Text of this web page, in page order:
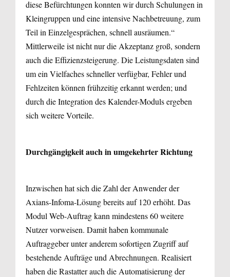
diese Befürchtungen konnten wir durch Schulungen in
Kleingruppen und eine intensive Nachbetreuung, zum
Teil in Einzelgesprächen, schnell ausräumen.“
Mittlerweile ist nicht nur die Akzeptanz groß, sondern
auch die Effizienzsteigerung. Die Leistungsdaten sind
um ein Vielfaches schneller verfügbar, Fehler und
Fehlzeiten können frühzeitig erkannt werden; und
durch die Integration des Kalender-Moduls ergeben
sich weitere Vorteile.
Durchgängigkeit auch in umgekehrter Richtung
Inzwischen hat sich die Zahl der Anwender der
Axians-Infoma-Lösung bereits auf 120 erhöht. Das
Modul Web-Auftrag kann mindestens 60 weitere
Nutzer vorweisen. Damit haben kommunale
Auftraggeber unter anderem sofortigen Zugriff auf
bestehende Aufträge und Abrechnungen. Realisiert
haben die Rastatter auch die Automatisierung der